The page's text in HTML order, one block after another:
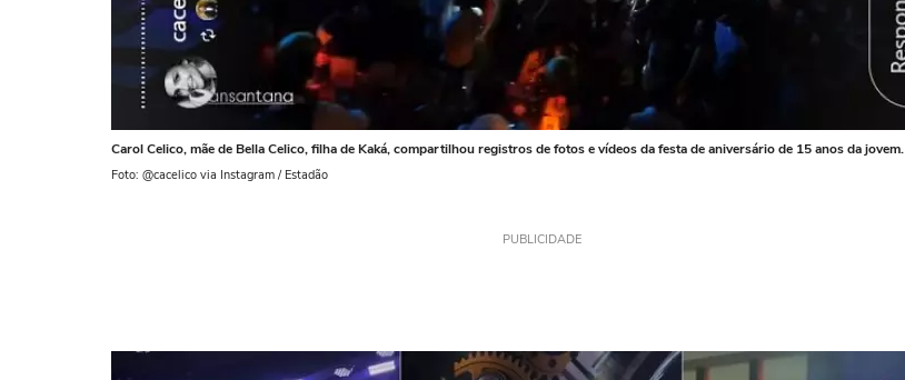
Carol Celico, mãe de Bella Celico, filha de Kaká, compartilhou registros de fotos e vídeos da festa de aniversário de 15 anos da jovem.
Foto: @cacelico via Instagram / Estadão
PUBLICIDADE